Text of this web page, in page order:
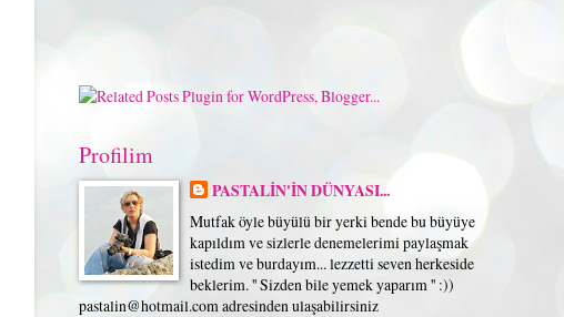
Profilim
PASTALİN'İN DÜNYASI...
Mutfak öyle büyülü bir yerki bende bu büyüye
kapıldım ve sizlerle denemelerimi paylaşmak
istedim ve burdayım... lezzetti seven herkeside
beklerim. '' Sizden bile yemek yaparım '' :))
pastalin@hotmail.com adresinden ulaşabilirsiniz